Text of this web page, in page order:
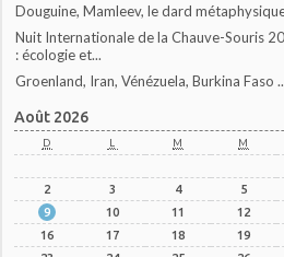
Douguine, Mamleev, le dard
Nuit Internationale de la Chauve-Souris
: écologie et...
Groenland, Iran, Vénézuela, Burkina Faso
Août 2026
D L M M
2
3 4 5
9
10 11 12
16
17 18 19